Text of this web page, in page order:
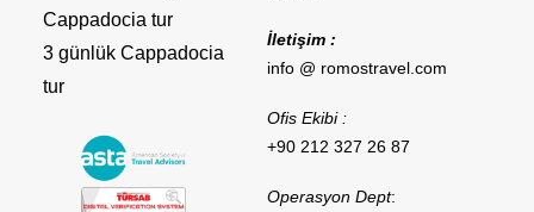
Cappadocia tur
3 günlük Cappadocia
tur
İletişim :
info @ romostravel.com
Ofis Ekibi :
+90 212 327 26 87
Operasyon Dept: